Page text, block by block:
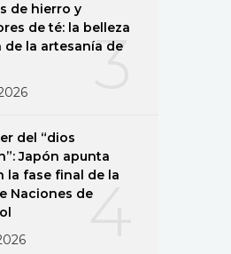
3
de hierro y
de té: la belleza
de la artesanía de
4
del “dios
Japón apunta
la fase final de la
Naciones de